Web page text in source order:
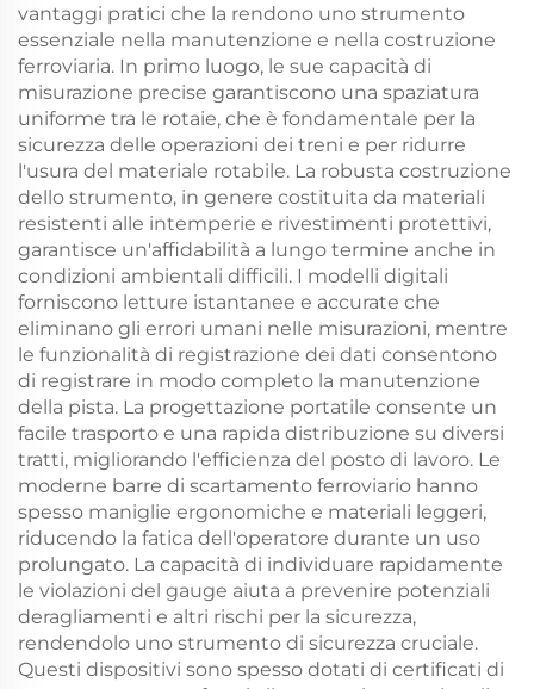
vantaggi pratici che la rendono uno strumento
essenziale nella manutenzione e nella costruzione
ferroviaria. In primo luogo, le sue capacità di
misurazione precise garantiscono una spaziatura
uniforme tra le rotaie, che è fondamentale per la
sicurezza delle operazioni dei treni e per ridurre
l'usura del materiale rotabile. La robusta costruzione
dello strumento, in genere costituita da materiali
resistenti alle intemperie e rivestimenti protettivi,
garantisce un'affidabilità a lungo termine anche in
condizioni ambientali difficili. I modelli digitali
forniscono letture istantanee e accurate che
eliminano gli errori umani nelle misurazioni, mentre
le funzionalità di registrazione dei dati consentono
di registrare in modo completo la manutenzione
della pista. La progettazione portatile consente un
facile trasporto e una rapida distribuzione su diversi
tratti, migliorando l'efficienza del posto di lavoro. Le
moderne barre di scartamento ferroviario hanno
spesso maniglie ergonomiche e materiali leggeri,
riducendo la fatica dell'operatore durante un uso
prolungato. La capacità di individuare rapidamente
le violazioni del gauge aiuta a prevenire potenziali
deragliamenti e altri rischi per la sicurezza,
rendendolo uno strumento di sicurezza cruciale.
Questi dispositivi sono spesso dotati di certificati di